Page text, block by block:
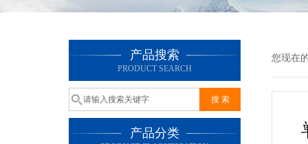
产品搜索
PRODUCT SEARCH
产品分类
您现在